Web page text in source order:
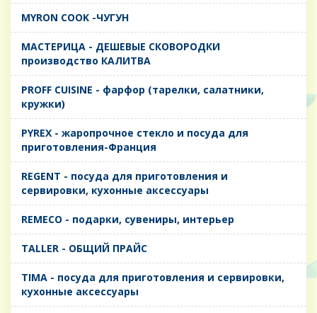
MYRON COOK -ЧУГУН
MАСТЕРИЦА - ДЕШЕВЫЕ СКОВОРОДКИ
производство КАЛИТВА
PROFF CUISINE - фарфор (тарелки, салатники,
кружки)
PYREX - жаропрочное стекло и посуда для
приготовления-Франция
REGENT - посуда для приготовления и
сервировки, кухонные аксессуары
REMECO - подарки, сувениры, интерьер
TALLER - ОБЩИЙ ПРАЙС
TIMA - посуда для приготовления и сервировки,
кухонные аксессуары